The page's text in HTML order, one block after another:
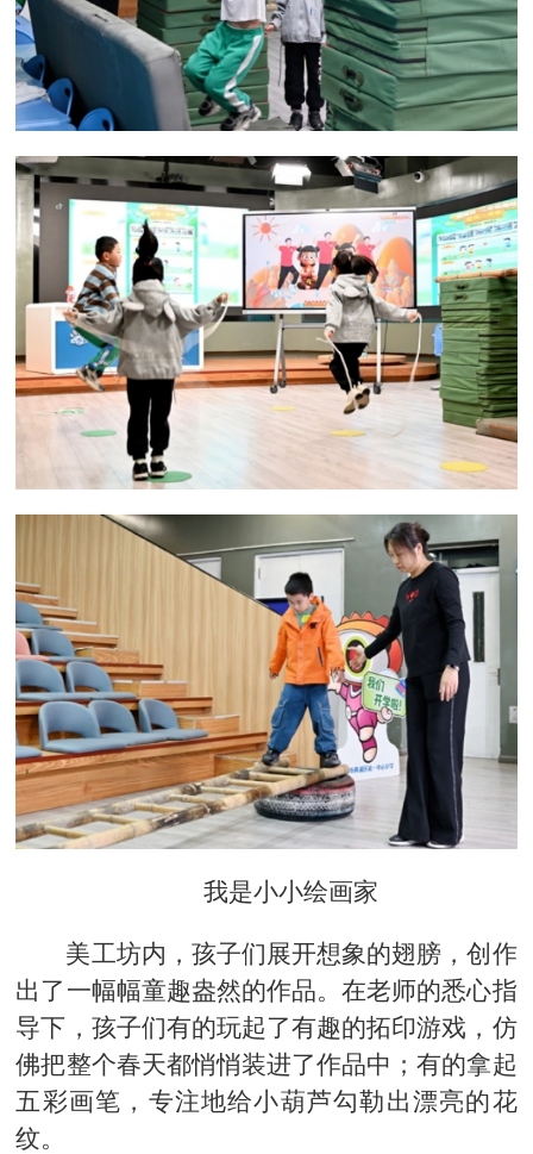
我是小小绘画家
美工坊内，孩子们展开想象的翅膀，创作
出了一幅幅童趣盎然的作品。在老师的悉心指
导下，孩子们有的玩起了有趣的拓印游戏，仿
佛把整个春天都悄悄装进了作品中；有的拿起
五彩画笔，专注地给小葫芦勾勒出漂亮的花
纹。